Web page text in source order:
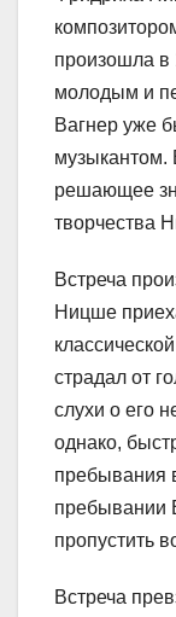
произошла в
молодым и
Вагнер уже
музыкантом.
решающее
творчества
Встреча
Ницше
страдал от
слухи о его
однако,
пребывания
пребывании
пропустить
Встреча